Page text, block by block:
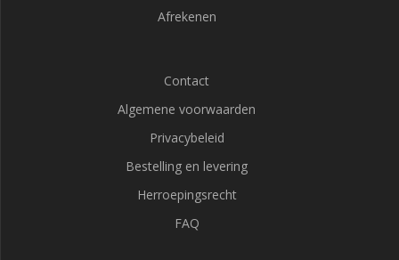
Afrekenen
Contact
Algemene voorwaarden
Privacybeleid
Bestelling en levering
Herroepingsrecht
FAQ